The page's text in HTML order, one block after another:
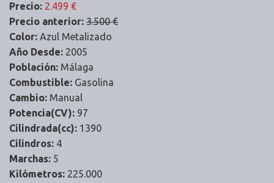
Precio: 2.499 €
Precio anterior: 3.500 €
Color: Azul Metalizado
Año Desde: 2005
Población: Málaga
Combustible: Gasolina
Cambio: Manual
Potencia(CV): 97
Cilindrada(cc): 1390
Cilindros: 4
Marchas: 5
Kilómetros: 225.000